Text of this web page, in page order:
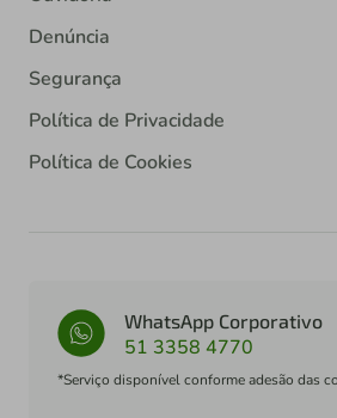
Denúncia
Segurança
Política de Privacidade
Política de Cookies
WhatsApp Corporativo
51 3358 4770
*Serviço disponível conforme adesão das